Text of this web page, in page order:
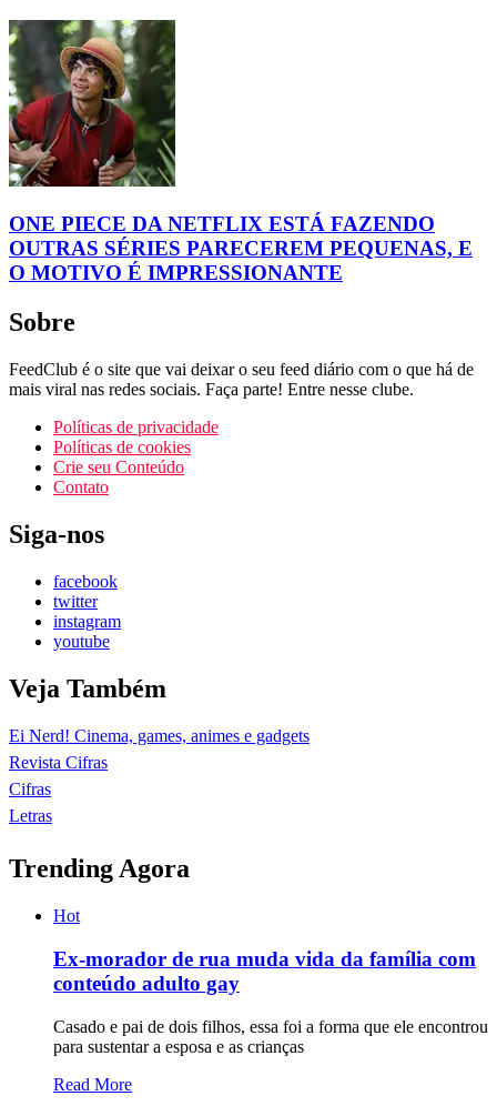
ONE PIECE DA NETFLIX ESTÁ FAZENDO
OUTRAS SÉRIES PARECEREM PEQUENAS, E
O MOTIVO É IMPRESSIONANTE
Sobre
FeedClub é o site que vai deixar o seu feed diário com o que há de
mais viral nas redes sociais. Faça parte! Entre nesse clube.
Políticas de privacidade
Políticas de cookies
Crie seu Conteúdo
Contato
Siga-nos
facebook
twitter
instagram
youtube
Veja Também
Ei Nerd! Cinema, games, animes e gadgets
Revista Cifras
Cifras
Letras
Trending Agora
Hot
Ex-morador de rua muda vida da família com
conteúdo adulto gay
Casado e pai de dois filhos, essa foi a forma que ele encontrou
para sustentar a esposa e as crianças
Read More